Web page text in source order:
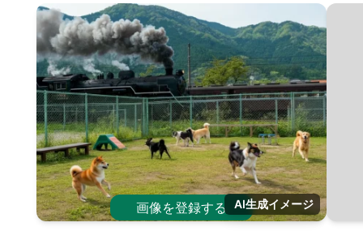
画像を登録する AI生成イメージ